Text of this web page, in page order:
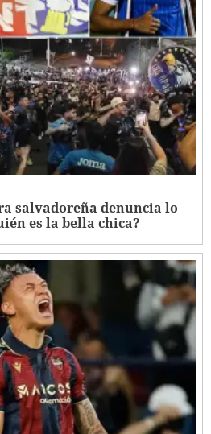
salvadoreña denuncia lo
es la bella chica?